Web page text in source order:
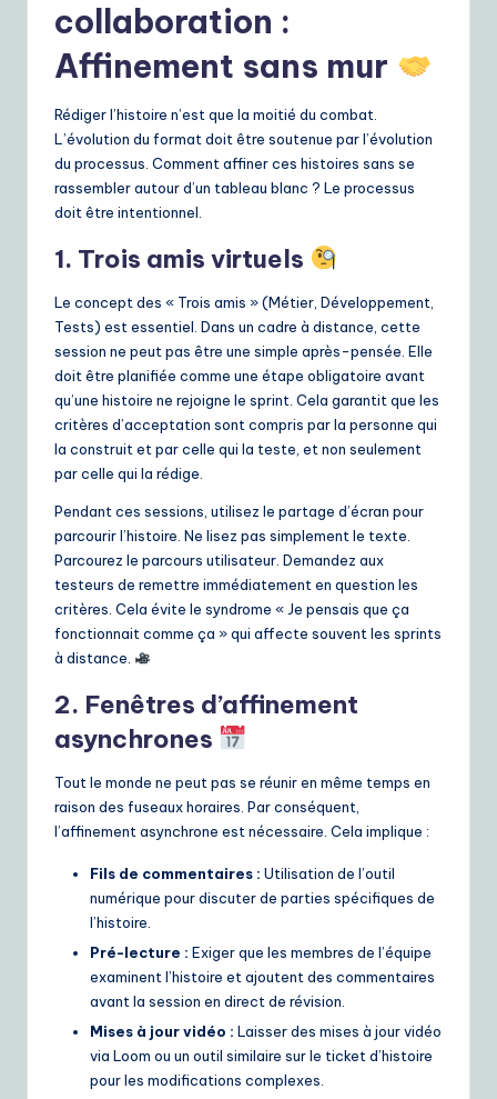
collaboration :
Affinement sans mur
Rédiger l’histoire n’est que la moitié du combat.
L’évolution du format doit être soutenue par l’évolution
du processus. Comment affiner ces histoires sans se
rassembler autour d’un tableau blanc ? Le processus
doit être intentionnel.
1. Trois amis virtuels
Le concept des « Trois amis » (Métier, Développement,
Tests) est essentiel. Dans un cadre à distance, cette
session ne peut pas être une simple après-pensée. Elle
doit être planifiée comme une étape obligatoire avant
qu’une histoire ne rejoigne le sprint. Cela garantit que les
critères d’acceptation sont compris par la personne qui
la construit et par celle qui la teste, et non seulement
par celle qui la rédige.
Pendant ces sessions, utilisez le partage d’écran pour
parcourir l’histoire. Ne lisez pas simplement le texte.
Parcourez le parcours utilisateur. Demandez aux
testeurs de remettre immédiatement en question les
critères. Cela évite le syndrome « Je pensais que ça
fonctionnait comme ça » qui affecte souvent les sprints
à distance.
2. Fenêtres d’affinement
asynchrones
Tout le monde ne peut pas se réunir en même temps en
raison des fuseaux horaires. Par conséquent,
l’affinement asynchrone est nécessaire. Cela implique :
Fils de commentaires : Utilisation de l’outil
numérique pour discuter de parties spécifiques de
l’histoire.
Pré-lecture : Exiger que les membres de l’équipe
examinent l’histoire et ajoutent des commentaires
avant la session en direct de révision.
Mises à jour vidéo : Laisser des mises à jour vidéo
via Loom ou un outil similaire sur le ticket d’histoire
pour les modifications complexes.